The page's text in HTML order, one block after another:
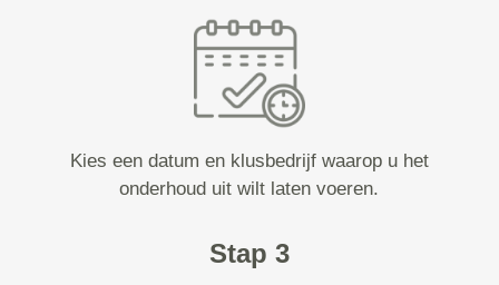
Kies een datum en klusbedrijf waarop u het
onderhoud uit wilt laten voeren.
Stap 3